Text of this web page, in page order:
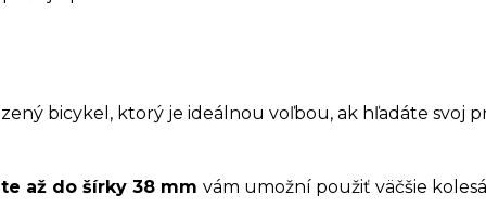
bicykel, ktorý je ideálnou voľbou, ak hľadáte svoj
až do šírky 38 mm vám umožní použiť väčšie